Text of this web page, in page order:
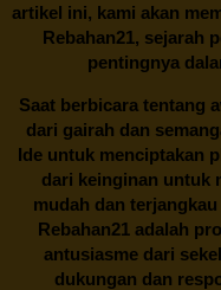
artikel ini, kami akan
Rebahan21, sejarah
pentingnya
Saat berbicara tentang
dari gairah dan
Ide untuk menciptakan
dari keinginan untuk
mudah dan
Rebahan21 adalah
antusiasme dari
dukungan dan